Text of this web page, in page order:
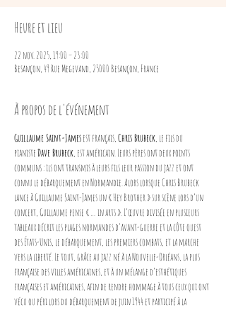
Heure et lieu
22 nov. 2025, 19:00 – 23:00
Besançon, 49 Rue Megevand, 25000 Besançon, France
À propos de l'événement
Guillaume Saint-James est français, Chris Brubeck , le fils du
pianiste Dave Brubeck , est américain. Leurs pères ont deux points
communs : ils ont transmis à leurs fils leur passion du jazz et ont
connu le débarquement en Normandie. Alors lorsque Chris Brubeck
lance à Guillaume Saint-James un « Hey Brother » sur scène lors d’un
concert, Guillaume pense « … in arts ». L’œuvre divisée en plusieurs
tableaux décrit les plages normandes d’avant-guerre et la côte ouest
des États-Unis, le débarquement, les premiers combats, et la marche
vers la liberté. Le tout, grâce au jazz né à la Nouvelle-Orléans, la plus
française des villes américaines, et à un mélange d’esthétiques
françaises et américaines, afin de rendre hommage à tous ceux qui ont
vécu ou péri lors du débarquement de juin 1944 et participé à la